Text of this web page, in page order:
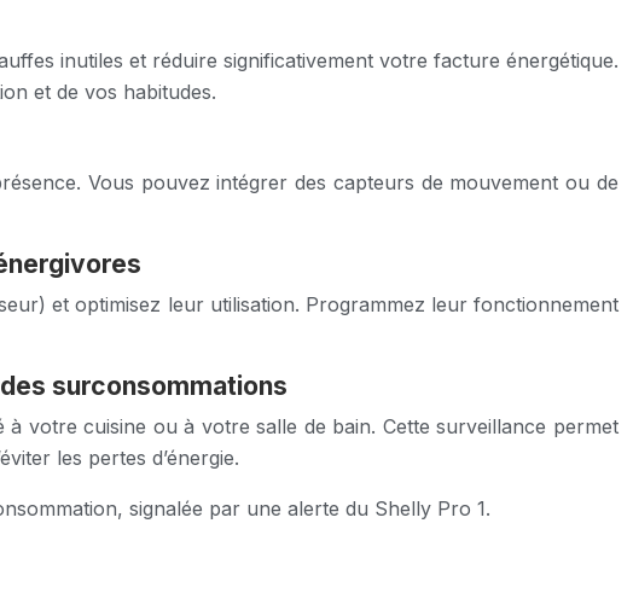
inutiles et réduire significativement votre facture énergétique.
et de vos habitudes.
Vous pouvez intégrer des capteurs de mouvement ou de
et optimisez leur utilisation. Programmez leur fonctionnement
surconsommations
votre cuisine ou à votre salle de bain. Cette surveillance permet
les pertes d’énergie.
signalée par une alerte du Shelly Pro 1.